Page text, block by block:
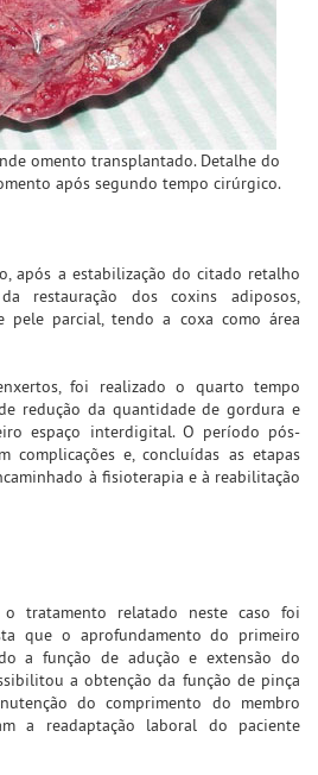
omento transplantado. Detalhe do
após segundo tempo cirúrgico.
após a estabilização do citado retalho
restauração dos coxins adiposos,
pele parcial, tendo a coxa como área
foi realizado o quarto tempo
redução da quantidade de gordura e
espaço interdigital. O período pós-
complicações e, concluídas as etapas
à fisioterapia e à reabilitação
tratamento relatado neste caso foi
que o aprofundamento do primeiro
a função de adução e extensão do
a obtenção da função de pinça
do comprimento do membro
a readaptação laboral do paciente